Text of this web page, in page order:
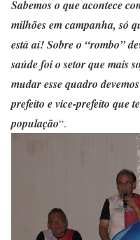
Sabemos o que acontece
milhões em campanha, só
está aí! Sobre o “rombo”
saúde foi o setor que mais
mudar esse quadro
prefeito e vice-prefeito que
população“.